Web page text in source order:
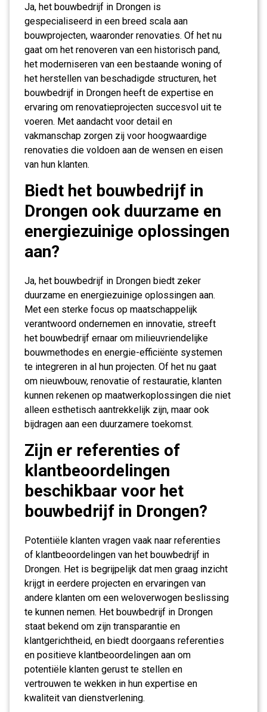
Ja, het bouwbedrijf in Drongen is
gespecialiseerd in een breed scala aan
bouwprojecten, waaronder renovaties. Of het nu
gaat om het renoveren van een historisch pand,
het moderniseren van een bestaande woning of
het herstellen van beschadigde structuren, het
bouwbedrijf in Drongen heeft de expertise en
ervaring om renovatieprojecten succesvol uit te
voeren. Met aandacht voor detail en
vakmanschap zorgen zij voor hoogwaardige
renovaties die voldoen aan de wensen en eisen
van hun klanten.
Biedt het bouwbedrijf in
Drongen ook duurzame en
energiezuinige oplossingen
aan?
Ja, het bouwbedrijf in Drongen biedt zeker
duurzame en energiezuinige oplossingen aan.
Met een sterke focus op maatschappelijk
verantwoord ondernemen en innovatie, streeft
het bouwbedrijf ernaar om milieuvriendelijke
bouwmethodes en energie-efficiënte systemen
te integreren in al hun projecten. Of het nu gaat
om nieuwbouw, renovatie of restauratie, klanten
kunnen rekenen op maatwerkoplossingen die niet
alleen esthetisch aantrekkelijk zijn, maar ook
bijdragen aan een duurzamere toekomst.
Zijn er referenties of
klantbeoordelingen
beschikbaar voor het
bouwbedrijf in Drongen?
Potentiële klanten vragen vaak naar referenties
of klantbeoordelingen van het bouwbedrijf in
Drongen. Het is begrijpelijk dat men graag inzicht
krijgt in eerdere projecten en ervaringen van
andere klanten om een weloverwogen beslissing
te kunnen nemen. Het bouwbedrijf in Drongen
staat bekend om zijn transparantie en
klantgerichtheid, en biedt doorgaans referenties
en positieve klantbeoordelingen aan om
potentiële klanten gerust te stellen en
vertrouwen te wekken in hun expertise en
kwaliteit van dienstverlening.